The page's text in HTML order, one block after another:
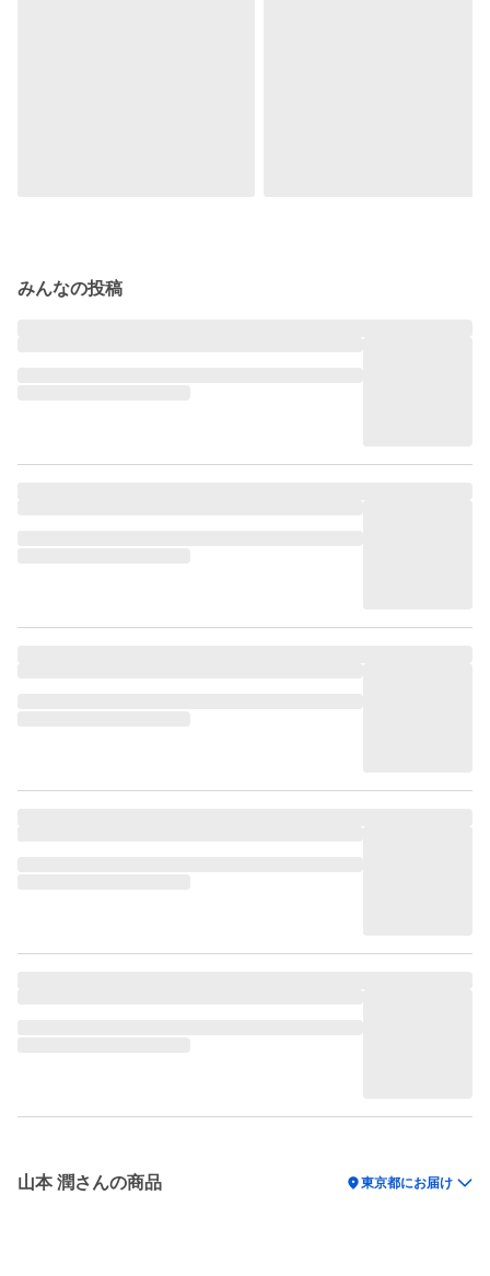
みんなの投稿
山本 潤さんの商品 location_on東京都にお届け